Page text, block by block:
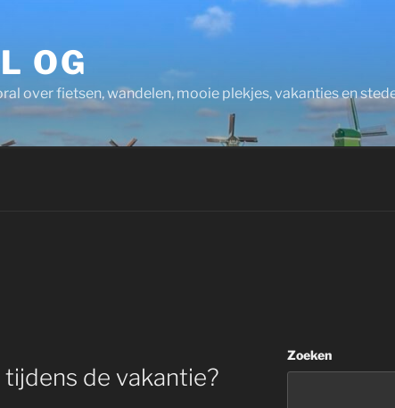
OG
over fietsen, wandelen, mooie plekjes, vakanties en
de vakantie?
Zoeken